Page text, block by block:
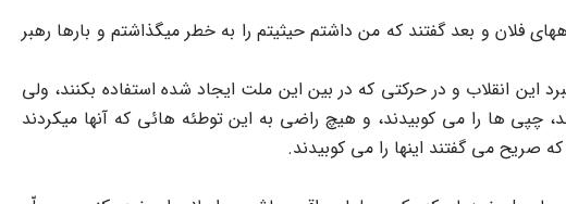
فلان و بعد گفتند که من داشتم حیثیتم را به خطر میگذاشتم و بارها رهبر
این انقلاب و در حرکتی که در بین این ملت ایجاد شده استفاده بکنند، ولی
چپی ها را می کوبیدند، و هیچ راضی به این توطئه هائی که آنها میکردند
صریح می گفتند اینها را می کوبیدند.